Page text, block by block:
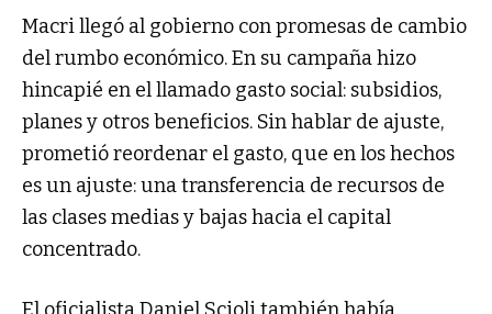
Macri llegó al gobierno con promesas de cambio
del rumbo económico. En su campaña hizo
hincapié en el llamado gasto social: subsidios,
planes y otros beneficios. Sin hablar de ajuste,
prometió reordenar el gasto, que en los hechos
es un ajuste: una transferencia de recursos de
las clases medias y bajas hacia el capital
concentrado.